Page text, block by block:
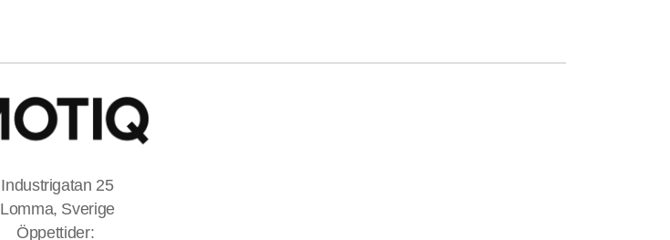
Industrigatan 25
Lomma, Sverige
Öppettider: